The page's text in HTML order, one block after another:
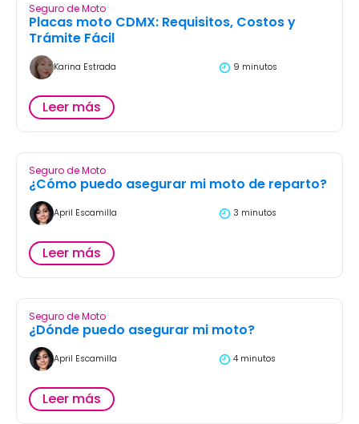
Seguro de Moto
Placas moto CDMX: Requisitos, Costos y
Trámite Fácil
Karina Estrada 9 minutos
Leer más
Seguro de Moto
¿Cómo puedo asegurar mi moto de reparto?
April Escamilla 3 minutos
Leer más
Seguro de Moto
¿Dónde puedo asegurar mi moto?
April Escamilla 4 minutos
Leer más